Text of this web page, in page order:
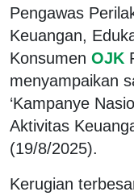
Pengawas
Keuangan,
Konsumen OJK
menyampaikan
‘Kampanye
Aktivitas
(19/8/2025).
Kerugian